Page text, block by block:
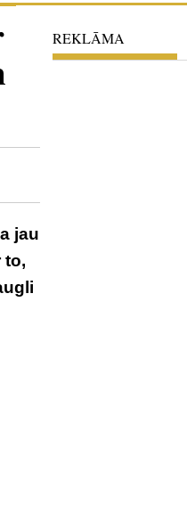
jau
to,
REKLĀMA